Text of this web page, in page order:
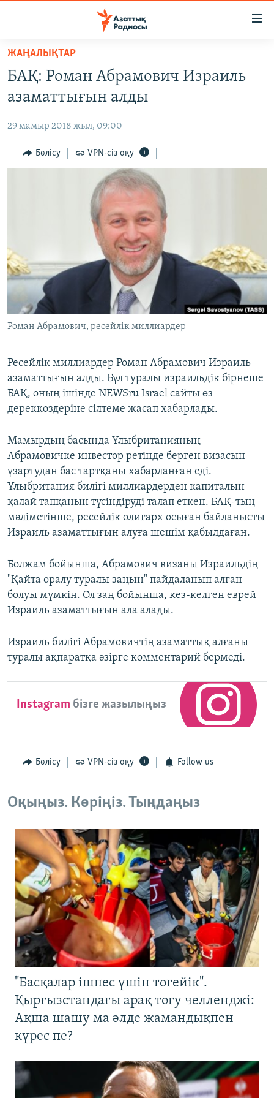
Skip
main
content
to
Navigation
Skip
САЯСАТ
ҚАҢТАР ОҚИҒАСЫ
АДАМ ҚҰҚЫҚТАРЫ
АРНАЙЫ ЖОБАЛАР
Русский
ЖАЗЫЛЫҢЫЗ
ЖАҢАЛЫҚТАР
БАҚ: Роман Абрамович Израиль
азаматтығын алды
29 мамыр 2018 жыл, 09:00
Бөлісу VPN-сіз оқу
Роман Абрамович, ресейлік миллиардер
Ресейлік миллиардер Роман Абрамович Израиль
азаматтығын алды. Бұл туралы израильдік бірнеше
БАҚ, оның ішінде NEWSru Israel сайты өз
дереккөздеріне сілтеме жасап хабарлады.
Мамырдың басында Ұлыбританияның
Абрамовичке инвестор ретінде берген визасын
ұзартудан бас тартқаны хабарланған еді.
Ұлыбритания билігі миллиардерден капиталын
қалай тапқанын түсіндіруді талап еткен. БАҚ-тың
мәліметінше, ресейлік олигарх осыған байланысты
Израиль азаматтығын алуға шешім қабылдаған.
Болжам бойынша, Абрамович визаны Израильдің
"Қайта оралу туралы заңын" пайдаланып алған
болуы мүмкін. Ол заң бойынша, кез-келген еврей
Израиль азаматтығын ала алады.
Израиль билігі Абрамовичтің азаматтық алғаны
туралы ақпаратқа әзірге комментарий бермеді.
Instagram бізге жазылыңыз
Бөлісу VPN-сіз оқу Follow us
Оқыңыз. Көріңіз. Тыңдаңыз
"Басқалар ішпес үшін төгейік".
Қырғызстандағы арақ төгу челленджі:
Ақша шашу ма әлде жамандықпен
күрес пе?